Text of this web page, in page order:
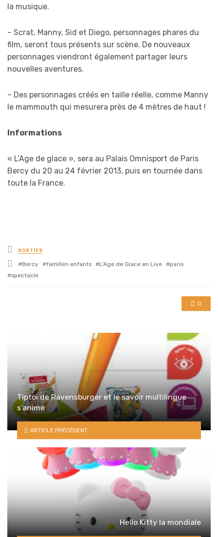
la musique.
– Scrat, Manny, Sid et Diego, personnages phares du
film, seront tous présents sur scène. De nouveaux
personnages viendront également partager leurs
nouvelles aventures.
– Des personnages créés en taille réelle, comme Manny
le mammouth qui mesurera près de 4 mètres de haut !
Informations
« L’Age de glace », sera au Palais Omnisport de Paris
Bercy du 20 au 24 février 2013, puis en tournée dans
toute la France.
Posted
in
SORTIES
Tagged
with
Bercy famillen enfants L'Age de Glace en Live
paris
spectacle
0
Tiptoi de Ravensburger et le savoir multilingue
s’anime
ARTICLE PRÉCÉDENT
Hello Kitty la mondiale